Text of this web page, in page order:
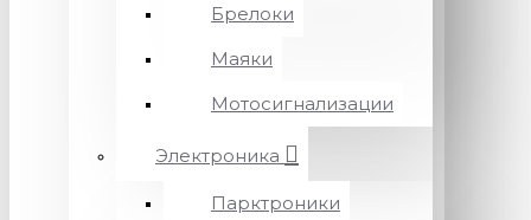
Брелоки
Маяки
Мотосигнализации
Электроника
Парктроники